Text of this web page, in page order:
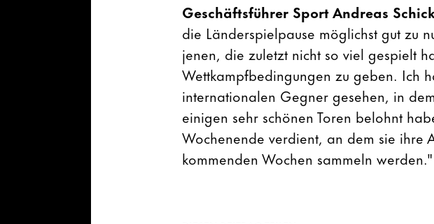
Geschäftsführer Sport Andreas
die Länderspielpause möglichst gut zu
jenen, die zuletzt nicht so viel gespielt
Wettkampfbedingungen zu geben. Ich
internationalen Gegner gesehen, in
einigen sehr schönen Toren belohnt
Wochenende verdient, an dem sie ihre
kommenden Wochen sammeln werden."